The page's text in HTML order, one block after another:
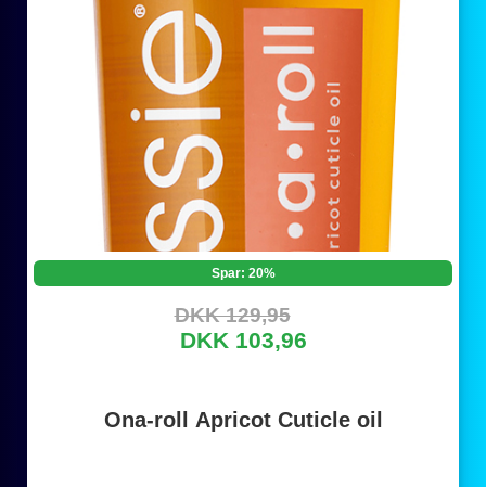
Spar: 20%
DKK 129,95
DKK 103,96
Ona-roll Apricot Cuticle oil